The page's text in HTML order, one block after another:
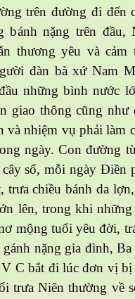
trên đường đi đến
nặng trên đầu,
thương yêu và cảm
đàn bà xứ Nam
những bình nước
giao thông cũng như
và nhiệm vụ phải làm
ngày. Con đường
số, mỗi ngày Điền
trưa chiều bánh da
lên, trong khi những
mộng tuổi yêu đời,
nặng gia đình,
C bắt đi lúc đơn vị bị
trưa Niên thường về